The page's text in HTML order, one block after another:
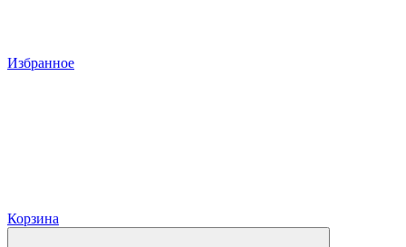
Избранное
Корзина